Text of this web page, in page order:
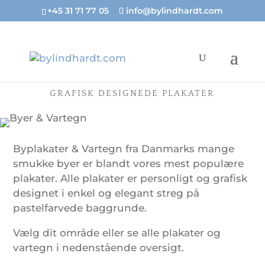
+45 31 71 77 05 info@bylindhardt.com
GRAFISK DESIGNEDE PLAKATER
Byplakater & Vartegn fra Danmarks mange
smukke byer er blandt vores mest populære
plakater. Alle plakater er personligt og grafisk
designet i enkel og elegant streg på
pastelfarvede baggrunde.
Vælg dit område eller se alle plakater og
vartegn i nedenstående oversigt.